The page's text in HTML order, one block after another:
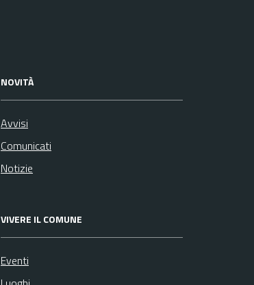
NOVITÀ
Avvisi
Comunicati
Notizie
VIVERE IL COMUNE
Eventi